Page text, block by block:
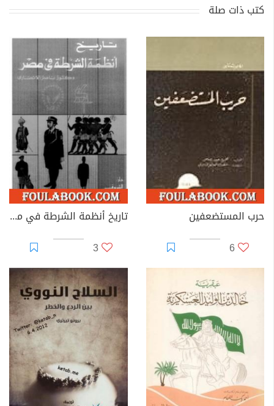
كتب ذات صلة
حرب المستضعفين
6
تاريخ أنظمة الشرطة في مصر
3